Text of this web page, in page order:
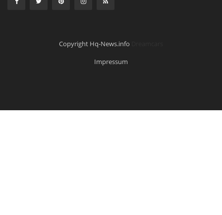
Copyright Hq-News.info
Impressum